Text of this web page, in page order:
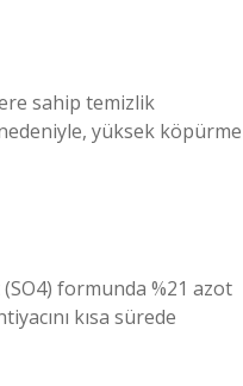
sahip temizlik
yüksek köpürme
formunda %21 azot
kısa sürede